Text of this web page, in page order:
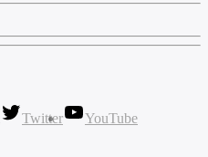
Twitter
YouTube